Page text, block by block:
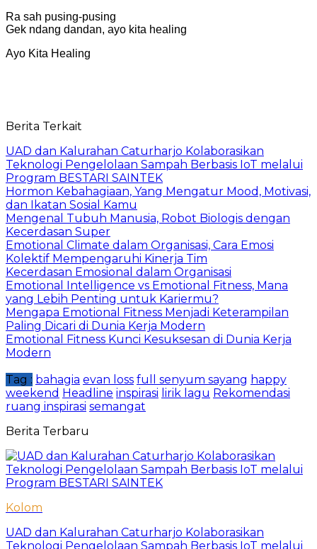
Ra sah pusing-pusing
Gek ndang dandan, ayo kita healing
Ayo Kita Healing
Berita Terkait
UAD dan Kalurahan Caturharjo Kolaborasikan
Teknologi Pengelolaan Sampah Berbasis IoT melalui
Program BESTARI SAINTEK
Hormon Kebahagiaan, Yang Mengatur Mood, Motivasi,
dan Ikatan Sosial Kamu
Mengenal Tubuh Manusia, Robot Biologis dengan
Kecerdasan Super
Emotional Climate dalam Organisasi, Cara Emosi
Kolektif Mempengaruhi Kinerja Tim
Kecerdasan Emosional dalam Organisasi
Emotional Intelligence vs Emotional Fitness, Mana
yang Lebih Penting untuk Kariermu?
Mengapa Emotional Fitness Menjadi Keterampilan
Paling Dicari di Dunia Kerja Modern
Emotional Fitness Kunci Kesuksesan di Dunia Kerja
Modern
Tag : bahagia evan loss full senyum sayang happy
weekend Headline inspirasi lirik lagu Rekomendasi
ruang inspirasi semangat
Berita Terbaru
Kolom
UAD dan Kalurahan Caturharjo Kolaborasikan
Teknologi Pengelolaan Sampah Berbasis IoT melalui